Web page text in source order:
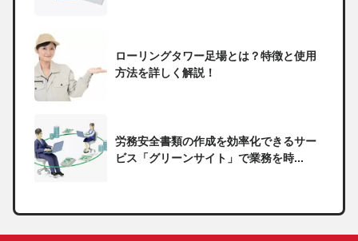
ローリングタワー足場とは？特徴と使用
方法を詳しく解説！
労務安全書類の作成を効率化できるサー
ビス「グリーンサイト」で業務を時...